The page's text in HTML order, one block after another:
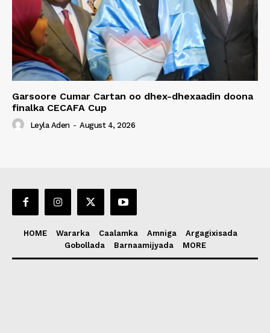
Garsoore Cumar Cartan oo dhex-dhexaadin doona
finalka CECAFA Cup
Leyla Aden - August 4, 2026
HOME Wararka Caalamka Amniga
Argagixisada
Gobollada
Barnaamijyada MORE